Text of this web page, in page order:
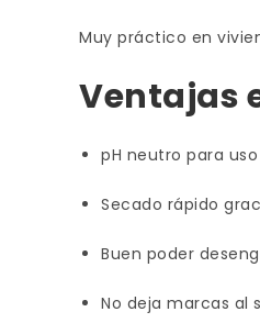
Muy práctico en
Ventajas
pH neutro para
Secado rápido
Buen poder
No deja marcas al